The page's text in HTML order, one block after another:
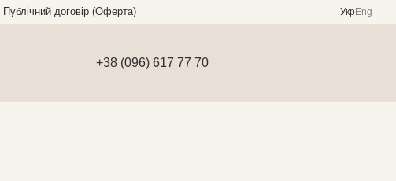
Публічний договір (Оферта) УкрEng
+38 (096) 617 77 70